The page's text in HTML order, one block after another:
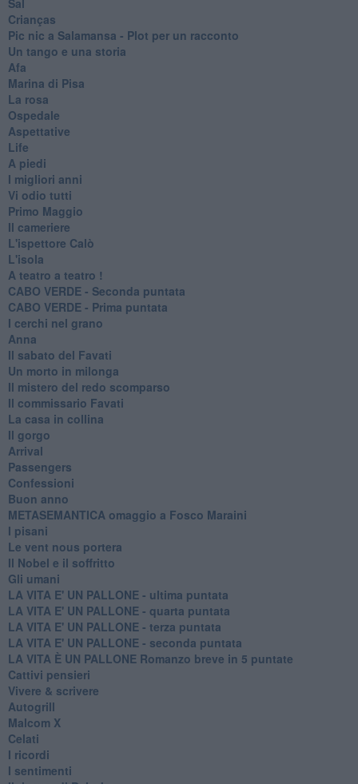
Crianças
Pic nic a Salamansa - Plot per un racconto
Un tango e una storia
Afa
Marina di Pisa
La rosa
Ospedale
Aspettative
Life
A piedi
I migliori anni
Vi odio tutti
Primo Maggio
Il cameriere
L'ispettore Calò
L'isola
A teatro a teatro !
CABO VERDE - Seconda puntata
CABO VERDE - Prima puntata
I cerchi nel grano
Anna
Il sabato del Favati
Un morto in milonga
Il mistero del redo scomparso
Il commissario Favati
La casa in collina
Il gorgo
Arrival
Passengers
Confessioni
Buon anno
METASEMANTICA omaggio a Fosco Maraini
I pisani
Le vent nous portera
Il Nobel e il soffritto
Gli umani
LA VITA E' UN PALLONE - ultima puntata
LA VITA E' UN PALLONE - quarta puntata
LA VITA E' UN PALLONE - terza puntata
LA VITA E' UN PALLONE - seconda puntata
LA VITA È UN PALLONE Romanzo breve in 5 puntate
Cattivi pensieri
Vivere & scrivere
Autogrill
Malcom X
Celati
I ricordi
I sentimenti